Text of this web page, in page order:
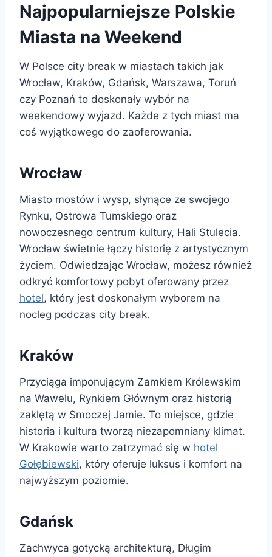
Najpopularniejsze Polskie
Miasta na Weekend
W Polsce city break w miastach takich jak
Wrocław, Kraków, Gdańsk, Warszawa, Toruń
czy Poznań to doskonały wybór na
weekendowy wyjazd. Każde z tych miast ma
coś wyjątkowego do zaoferowania.
Wrocław
Miasto mostów i wysp, słynące ze swojego
Rynku, Ostrowa Tumskiego oraz
nowoczesnego centrum kultury, Hali Stulecia.
Wrocław świetnie łączy historię z artystycznym
życiem. Odwiedzając Wrocław, możesz również
odkryć komfortowy pobyt oferowany przez
hotel, który jest doskonałym wyborem na
nocleg podczas city break.
Kraków
Przyciąga imponującym Zamkiem Królewskim
na Wawelu, Rynkiem Głównym oraz historią
zaklętą w Smoczej Jamie. To miejsce, gdzie
historia i kultura tworzą niezapomniany klimat.
W Krakowie warto zatrzymać się w hotel
Gołębiewski, który oferuje luksus i komfort na
najwyższym poziomie.
Gdańsk
Zachwyca gotycką architekturą, Długim